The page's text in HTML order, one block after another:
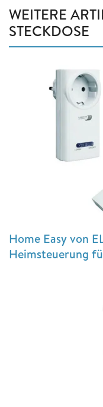
WEITERE
STECKDOSE
Home Easy von
Heimsteuerung